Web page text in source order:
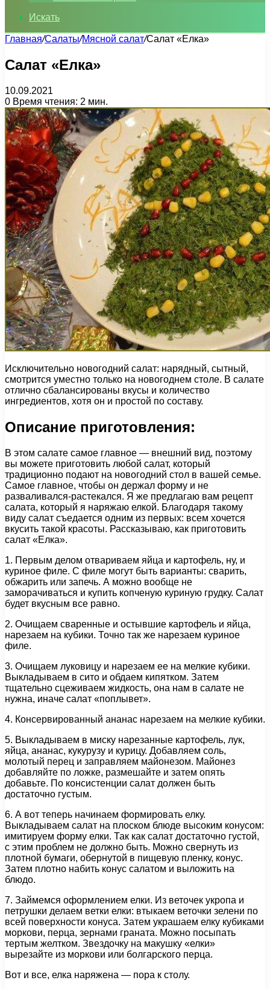
Искать
Главная/Салаты/Мясной салат/Салат «Елка»
Салат «Елка»
10.09.2021
0 Время чтения: 2 мин.
Исключительно новогодний салат: нарядный, сытный,
смотрится уместно только на новогоднем столе. В салате
отлично сбалансированы вкусы и количество
ингредиентов, хотя он и простой по составу.
Описание приготовления:
В этом салате самое главное — внешний вид, поэтому
вы можете приготовить любой салат, который
традиционно подают на новогодний стол в вашей семье.
Самое главное, чтобы он держал форму и не
разваливался-растекался. Я же предлагаю вам рецепт
салата, который я наряжаю елкой. Благодаря такому
виду салат съедается одним из первых: всем хочется
вкусить такой красоты. Рассказываю, как приготовить
салат «Елка».
1. Первым делом отвариваем яйца и картофель, ну, и
куриное филе. С филе могут быть варианты: сварить,
обжарить или запечь. А можно вообще не
заморачиваться и купить копченую куриную грудку. Салат
будет вкусным все равно.
2. Очищаем сваренные и остывшие картофель и яйца,
нарезаем на кубики. Точно так же нарезаем куриное
филе.
3. Очищаем луковицу и нарезаем ее на мелкие кубики.
Выкладываем в сито и обдаем кипятком. Затем
тщательно сцеживаем жидкость, она нам в салате не
нужна, иначе салат «поплывет».
4. Консервированный ананас нарезаем на мелкие кубики.
5. Выкладываем в миску нарезанные картофель, лук,
яйца, ананас, кукурузу и курицу. Добавляем соль,
молотый перец и заправляем майонезом. Майонез
добавляйте по ложке, размешайте и затем опять
добавьте. По консистенции салат должен быть
достаточно густым.
6. А вот теперь начинаем формировать елку.
Выкладываем салат на плоском блюде высоким конусом:
имитируем форму елки. Так как салат достаточно густой,
с этим проблем не должно быть. Можно свернуть из
плотной бумаги, обернутой в пищевую пленку, конус.
Затем плотно набить конус салатом и выложить на
блюдо.
7. Займемся оформлением елки. Из веточек укропа и
петрушки делаем ветки елки: втыкаем веточки зелени по
всей поверхности конуса. Затем украшаем елку кубиками
моркови, перца, зернами граната. Можно посыпать
тертым желтком. Звездочку на макушку «елки»
вырезайте из моркови или болгарского перца.
Вот и все, елка наряжена — пора к столу.